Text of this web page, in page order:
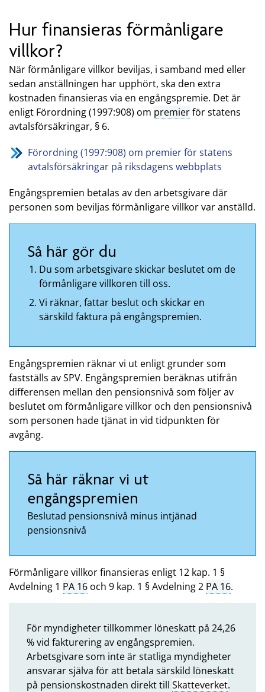
Hur finansieras förmånligare
villkor?
När förmånligare villkor beviljas, i samband med eller
sedan anställningen har upphört, ska den extra
kostnaden finansieras via en engångspremie. Det är
enligt Förordning (1997:908) om premierför statens
avtalsförsäkringar, § 6.
Förordning (1997:908) om premier för statens
avtalsförsäkringar på riksdagens webbplats
Engångspremien betalas av den arbetsgivare där
personen som beviljas förmånligare villkor var anställd.
Så här gör du
Du som arbetsgivare skickar beslutet om de
förmånligare villkoren till oss.
Vi räknar, fattar beslut och skickar en
särskild faktura på engångspremien.
Engångspremien räknar vi ut enligt grunder som
fastställs av SPV. Engångspremien beräknas utifrån
differensen mellan den pensionsnivå som följer av
beslutet om förmånligare villkor och den pensionsnivå
som personen hade tjänat in vid tidpunkten för
avgång.
Så här räknar vi ut
engångspremien
Beslutad pensionsnivå minus intjänad
pensionsnivå
Förmånligare villkor finansieras enligt 12 kap. 1 §
Avdelning 1 PA 16 och 9 kap. 1 § Avdelning 2 PA 16.
För myndigheter tillkommer löneskatt på 24,26
% vid fakturering av engångspremien.
Arbetsgivare som inte är statliga myndigheter
ansvarar själva för att betala särskild löneskatt
på pensionskostnaden direkt till Skatteverket.